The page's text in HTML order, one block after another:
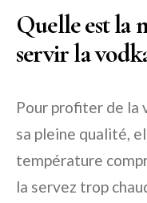
Quelle est la
servir la
Pour profiter de la
sa pleine qualité,
température
la servez trop